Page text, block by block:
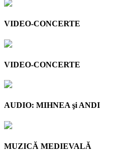
VIDEO-CONCERTE
VIDEO-CONCERTE
AUDIO: MIHNEA şi ANDI
MUZICĂ MEDIEVALĂ